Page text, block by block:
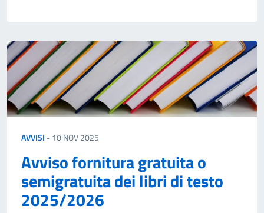
AVVISI -10 NOV 2025
Avviso fornitura gratuita o
semigratuita dei libri di testo
2025/2026